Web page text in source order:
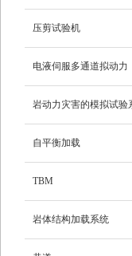
压剪试验机
电液伺服多通道拟动力
岩动力灾害的模拟试验
自平衡加载
TBM
岩体结构加载系统